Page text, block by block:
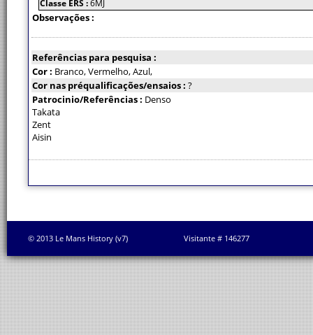
Classe ERS :6MJ
Observações :
Referências para pesquisa :
Cor : Branco, Vermelho, Azul,
Cor nas préqualificações/ensaios : ?
Patrocinio/Referências : Denso
Takata
Zent
Aisin
© 2013 Le Mans History (v7) Visitante # 146277